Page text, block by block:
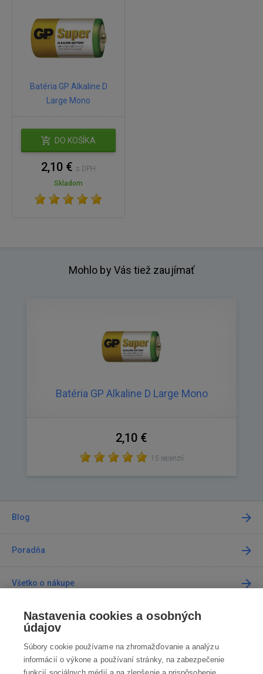
Batéria GP Alkaline D
Large Mono
DO KOŠÍKA
2,10 € s DPH
Skladom
Mohlo by Vás tiež zaujímať
Batéria GP Alkaline D Large Mono
2,10 €
15 recenzií
Blog
Poradňa
Všetko o nákupe
Predajne
Kontakt
Nastavenia cookies a osobných
údajov
Súbory cookie používame na zhromažďovanie a analýzu
informácií o výkone a používaní stránky, na zabezpečenie